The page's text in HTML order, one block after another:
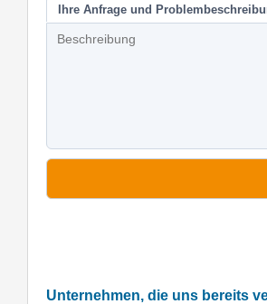
Ihre Anfrage und
Unternehmen, die uns bereits